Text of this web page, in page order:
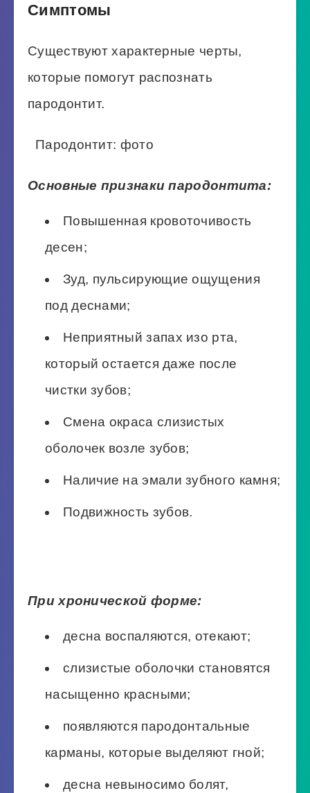
Симптомы
Существуют характерные черты,
которые помогут распознать
пародонтит.
Пародонтит: фото
Основные признаки пародонтита:
Повышенная кровоточивость
десен;
Зуд, пульсирующие ощущения
под деснами;
Неприятный запах изо рта,
который остается даже после
чистки зубов;
Смена окраса слизистых
оболочек возле зубов;
Наличие на эмали зубного камня;
Подвижность зубов.
При хронической форме:
десна воспаляются, отекают;
слизистые оболочки становятся
насыщенно красными;
появляются пародонтальные
карманы, которые выделяют гной;
десна невыносимо болят,